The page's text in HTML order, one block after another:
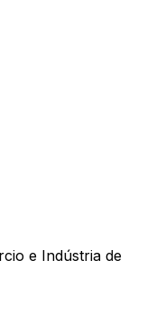
e Indústria de